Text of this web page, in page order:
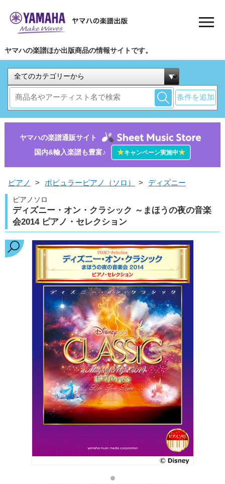
ヤマハの楽譜ほか出版商品の情報サイトです。
条件を追加
ヤマハの楽譜通販サイト
国内&輸入楽譜も豊富♪
★キャンペーン実施中★
ピアノ > ポピュラーピアノ（ソロ） > ディズニー
ピアノソロ
ディズニー・オン・クラシック ～まほうの夜の音楽
会2014 ピアノ・セレクション